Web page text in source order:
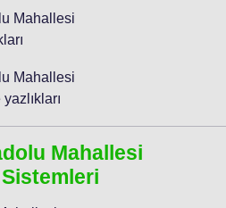
Mahallesi
Mahallesi
Mahallesi